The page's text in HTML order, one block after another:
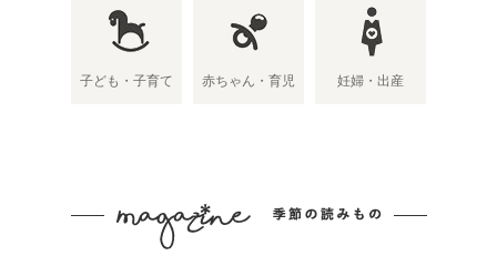
子ども・子育て 赤ちゃん・育児 妊婦・出産